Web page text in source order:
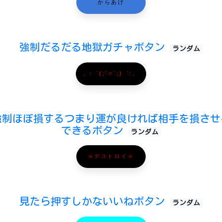
からあげ
強制だるだる地獄ガチャボタン ランダム
。:゜(;´∩`;)゜:。
ほぼ損するつまり運が良ければ相手を損さ
できるボタン
ランダム
☠デストロイ☠
見たら押すしかないいねボタン ランダム